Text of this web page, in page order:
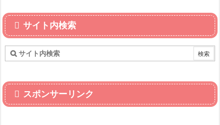
サイト内検索
スポンサーリンク